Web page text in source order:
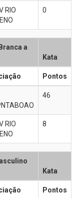
RIO
0
a
Kata
Pontos
46
RIO
8
Kata
Pontos